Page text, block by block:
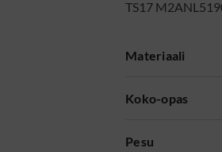
TS17
Materiaali
Koko-opas
Pesu